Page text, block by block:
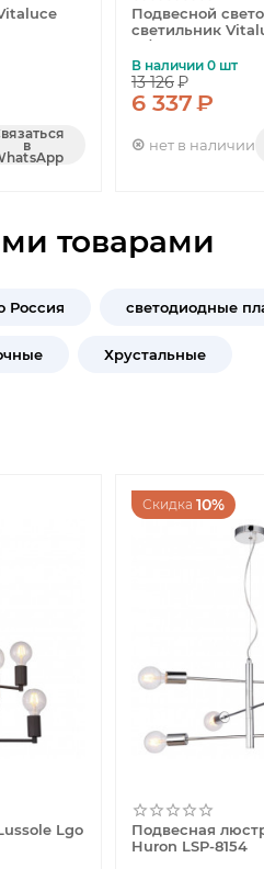
в
Подвесной
светильник
13/2S
В наличии 0 шт
13 126₽
6 337₽
нет в наличии
товарами
Россия светодиодные
Хрустальные
Lgo
Скидка 10%
Подвесная
Huron LSP-8154